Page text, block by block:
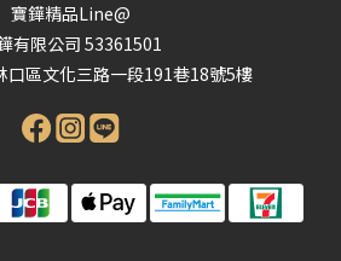
寶鏵精品Line@
有限公司 53361501
口區文化三路一段191巷18號5樓